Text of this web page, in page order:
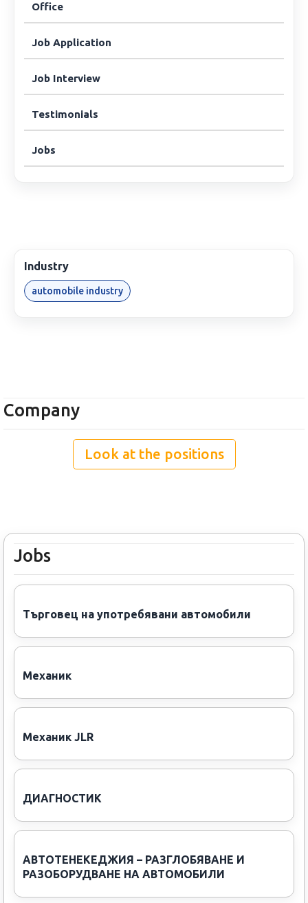
Office
Job Application
Job Interview
Testimonials
Jobs
Industry
automobile industry
Company
Look at the positions
Jobs
Търговец на употребявани автомобили
Механик
Механик JLR
ДИАГНОСТИК
АВТОТЕНЕКЕДЖИЯ – РАЗГЛОБЯВАНЕ И
РАЗОБОРУДВАНЕ НА АВТОМОБИЛИ